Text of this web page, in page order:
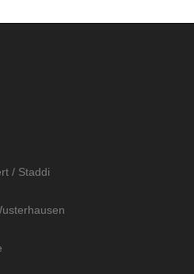
/ Staddi